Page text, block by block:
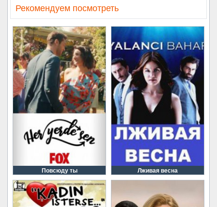
Рекомендуем посмотреть
Повсюду ты Лживая весна